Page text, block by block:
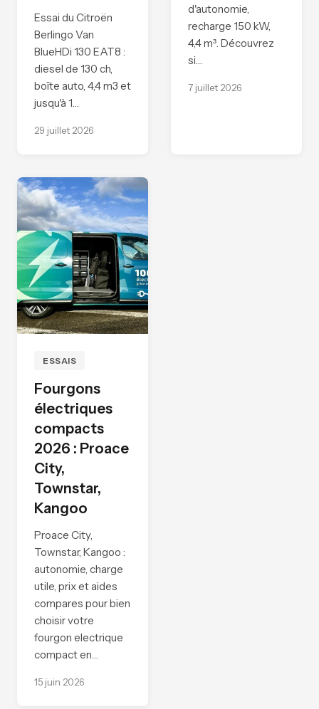
Essai du Citroën
Berlingo Van
BlueHDi 130 EAT8 :
diesel de 130 ch,
boîte auto, 4,4 m3 et
jusqu'à 1…
29 juillet 2026
d'autonomie,
recharge 150 kW,
4,4 m³. Découvrez
si…
7 juillet 2026
ESSAIS
Fourgons
électriques
compacts
2026 : Proace
City,
Townstar,
Kangoo
Proace City,
Townstar, Kangoo :
autonomie, charge
utile, prix et aides
compares pour bien
choisir votre
fourgon electrique
compact en…
15 juin 2026